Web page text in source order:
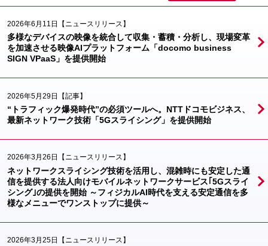
2026年6月11日 【ニュースリリース】
多様なデバイスの映像を統合して収集・蓄積・分析し、現場変革
を加速させる映像AIプラットフォーム「docomo business
SIGN VPaaS」を提供開始
2026年5月29日 【記事】
“トラフィック爆発時代”の必須ツールへ。NTTドコモビジネス、
最新ネットワーク技術「5Gスライシング」を提供開始
2026年3月26日 【ニュースリリース】
ネットワークスライシング技術を活用し、混雑時にも安定した通
信を提供する法人向けモバイルネットワークサービス｢5Gスライ
シング｣の提供を開始 ～フィジカルAI時代を支える安定通信を多
様なメニューでワンストップに提供～
2026年3月25日 【ニュースリリース】